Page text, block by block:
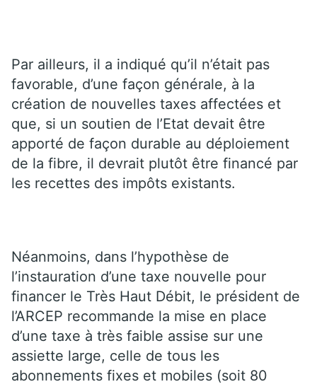
Par ailleurs, il a indiqué qu’il n’était pas
favorable, d’une façon générale, à la
création de nouvelles taxes affectées et
que, si un soutien de l’Etat devait être
apporté de façon durable au déploiement
de la fibre, il devrait plutôt être financé par
les recettes des impôts existants.
Néanmoins, dans l’hypothèse de
l’instauration d’une taxe nouvelle pour
financer le Très Haut Débit, le président de
l’ARCEP recommande la mise en place
d’une taxe à très faible assise sur une
assiette large, celle de tous les
abonnements fixes et mobiles (soit 80